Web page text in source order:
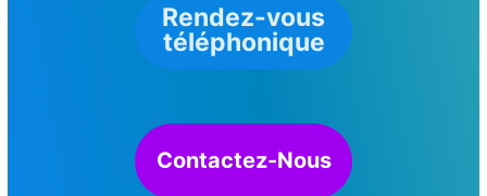
Rendez-vous
téléphonique
Contactez-Nous